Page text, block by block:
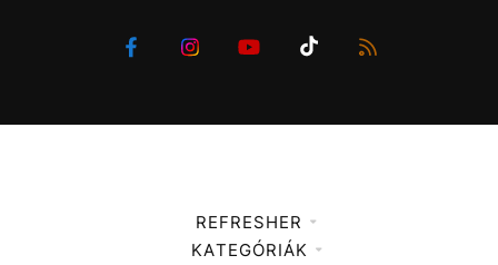
REFRESHER
Médiaajánlat
KATEGÓRIÁK